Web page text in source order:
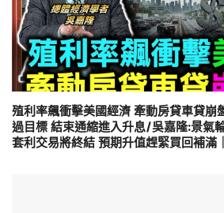
殖利率飆衝擊美國經濟 牽動房貸車貸崩
過目標 結束通縮進入升息/吳嘉隆:景氣
套利交易將終結 預期升值趕緊買回補滿